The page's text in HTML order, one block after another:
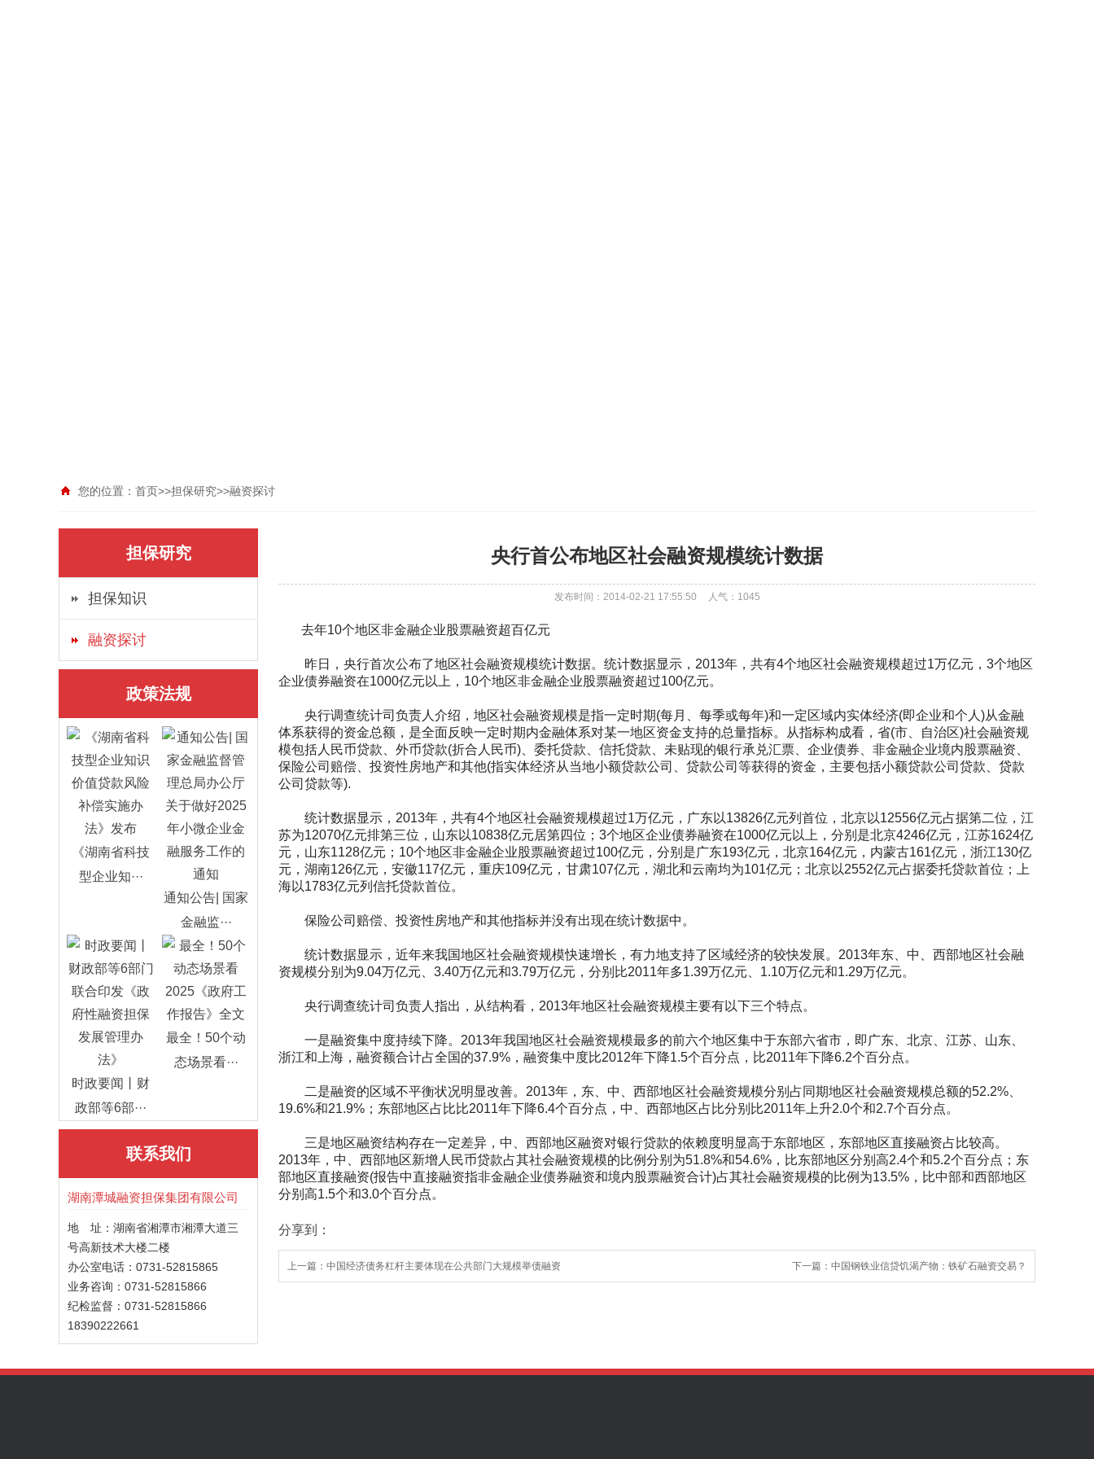
您的位置： 首页>>担保研究>>融资探讨
担保研究
担保知识
融资探讨
政策法规
《湖南省科技
型企业知···
通知公告| 国家
金融监···
时政要闻丨财
政部等6部···
最全！50个动
态场景看···
联系我们
湖南潭城融资担保集团有限公司
地 址：湖南省湘潭市湘潭大道三
号高新技术大楼二楼
办公室电话：0731-52815865
业务咨询：0731-52815866
纪检监督：0731-52815866
18390222661
央行首公布地区社会融资规模统计数据
发布时间：2014-02-21 17:55:50 人气： 1045
去年10个地区非金融企业股票融资超百亿元
昨日，央行首次公布了地区社会融资规模统计数据。统计数据显示，2013年，共有4个地区社会融资规模超过1万亿元，3个地区
企业债券融资在1000亿元以上，10个地区非金融企业股票融资超过100亿元。
央行调查统计司负责人介绍，地区社会融资规模是指一定时期(每月、每季或每年)和一定区域内实体经济(即企业和个人)从金融
体系获得的资金总额，是全面反映一定时期内金融体系对某一地区资金支持的总量指标。从指标构成看，省(市、自治区)社会融资规
模包括人民币贷款、外币贷款(折合人民币)、委托贷款、信托贷款、未贴现的银行承兑汇票、企业债券、非金融企业境内股票融资、
保险公司赔偿、投资性房地产和其他(指实体经济从当地小额贷款公司、贷款公司等获得的资金，主要包括小额贷款公司贷款、贷款
公司贷款等).
统计数据显示，2013年，共有4个地区社会融资规模超过1万亿元，广东以13826亿元列首位，北京以12556亿元占据第二位，江
苏为12070亿元排第三位，山东以10838亿元居第四位；3个地区企业债券融资在1000亿元以上，分别是北京4246亿元，江苏1624亿
元，山东1128亿元；10个地区非金融企业股票融资超过100亿元，分别是广东193亿元，北京164亿元，内蒙古161亿元，浙江130亿
元，湖南126亿元，安徽117亿元，重庆109亿元，甘肃107亿元，湖北和云南均为101亿元；北京以2552亿元占据委托贷款首位；上
海以1783亿元列信托贷款首位。
保险公司赔偿、投资性房地产和其他指标并没有出现在统计数据中。
统计数据显示，近年来我国地区社会融资规模快速增长，有力地支持了区域经济的较快发展。2013年东、中、西部地区社会融
资规模分别为9.04万亿元、3.40万亿元和3.79万亿元，分别比2011年多1.39万亿元、1.10万亿元和1.29万亿元。
央行调查统计司负责人指出，从结构看，2013年地区社会融资规模主要有以下三个特点。
一是融资集中度持续下降。2013年我国地区社会融资规模最多的前六个地区集中于东部六省市，即广东、北京、江苏、山东、
浙江和上海，融资额合计占全国的37.9%，融资集中度比2012年下降1.5个百分点，比2011年下降6.2个百分点。
二是融资的区域不平衡状况明显改善。2013年，东、中、西部地区社会融资规模分别占同期地区社会融资规模总额的52.2%、
19.6%和21.9%；东部地区占比比2011年下降6.4个百分点，中、西部地区占比分别比2011年上升2.0个和2.7个百分点。
三是地区融资结构存在一定差异，中、西部地区融资对银行贷款的依赖度明显高于东部地区，东部地区直接融资占比较高。
2013年，中、西部地区新增人民币贷款占其社会融资规模的比例分别为51.8%和54.6%，比东部地区分别高2.4个和5.2个百分点；东
部地区直接融资(报告中直接融资指非金融企业债券融资和境内股票融资合计)占其社会融资规模的比例为13.5%，比中部和西部地区
分别高1.5个和3.0个百分点。
分享到：
上一篇： 中国经济债务杠杆主要体现在公共部门大规模举债融资 下一篇： 中国钢铁业信贷饥渴产物：铁矿石融资交易？